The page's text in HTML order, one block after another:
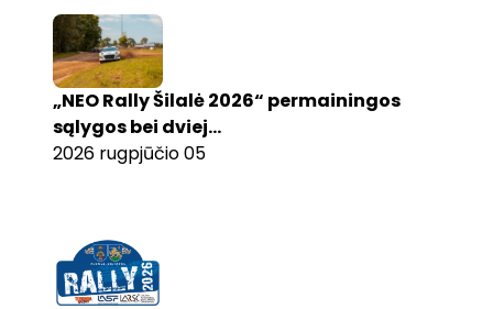
„NEO Rally Šilalė 2026“ permainingos
sąlygos bei dviej...
2026 rugpjūčio 05